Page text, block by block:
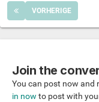
VORHERIGE
Join the
You can post now and
in now to post with